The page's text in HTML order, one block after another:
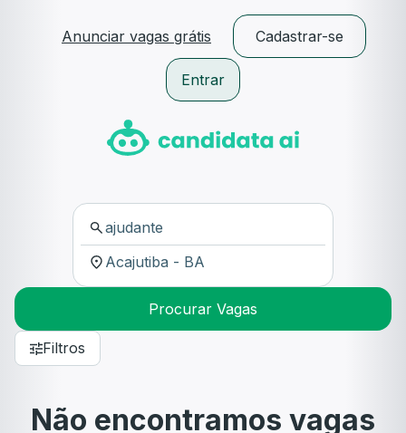
Anunciar vagas grátis Cadastrar-se
Entrar
Procurar Vagas
Filtros
Não encontramos vagas